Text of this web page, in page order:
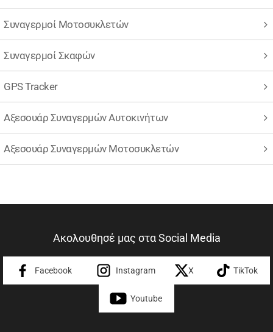
Συναγερμοί Μοτοσυκλετών
Συναγερμοί Σκαφών
GPS Tracker
Αξεσουάρ Συναγερμών Αυτοκινήτων
Αξεσουάρ Συναγερμών Μοτοσυκλετών
Ακολουθησέ μας στα Social Media
Facebook Instagram X TikTok
Youtube